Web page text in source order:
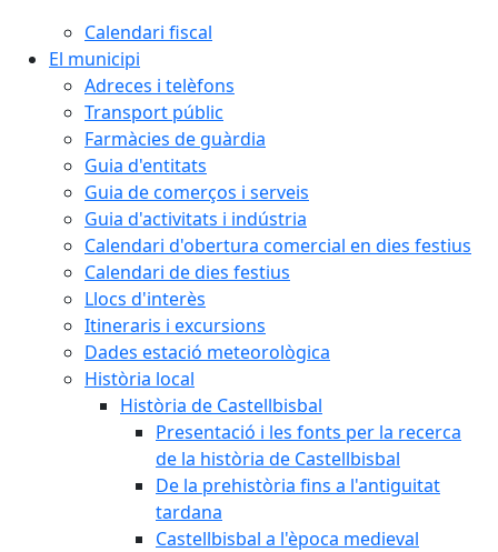
Calendari fiscal
El municipi
Adreces i telèfons
Transport públic
Farmàcies de guàrdia
Guia d'entitats
Guia de comerços i serveis
Guia d'activitats i indústria
Calendari d'obertura comercial en dies festius
Calendari de dies festius
Llocs d'interès
Itineraris i excursions
Dades estació meteorològica
Història local
Història de Castellbisbal
Presentació i les fonts per la recerca
de la història de Castellbisbal
De la prehistòria fins a l'antiguitat
tardana
Castellbisbal a l'època medieval